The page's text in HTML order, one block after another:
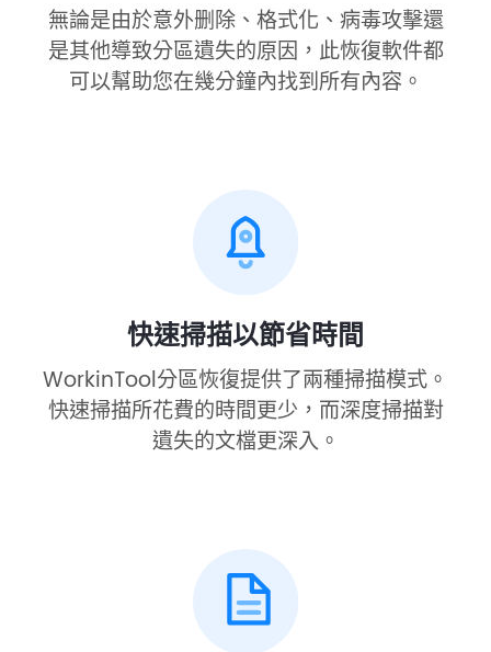
無論是由於意外删除、格式化、病毒攻擊還
是其他導致分區遺失的原因，此恢復軟件都
可以幫助您在幾分鐘內找到所有內容。
快速掃描以節省時間
WorkinTool分區恢復提供了兩種掃描模式。
快速掃描所花費的時間更少，而深度掃描對
遺失的文檔更深入。